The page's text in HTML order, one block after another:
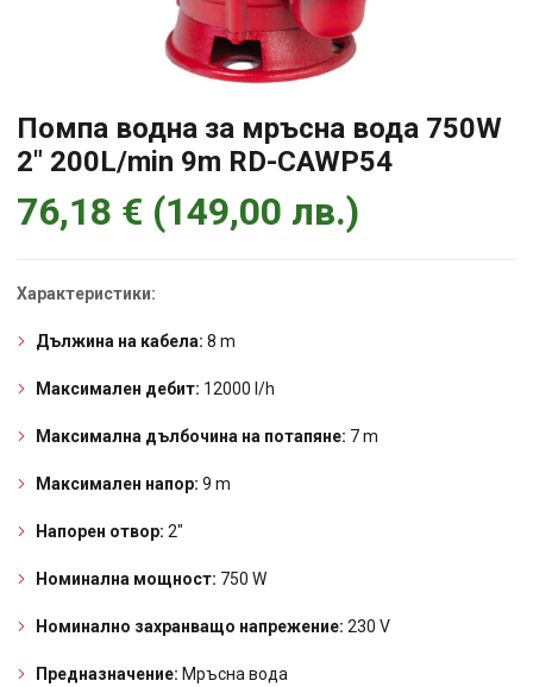
Помпа водна за мръсна вода 750W
2″ 200L/min 9m RD-CAWP54
76,18 € (149,00 лв.)
Характеристики:
Дължина на кабела: 8 m
Максимален дебит: 12000 l/h
Максимална дълбочина на потапяне: 7 m
Максимален напор: 9 m
Напорен отвор: 2″
Номинална мощност: 750 W
Номинално захранващо напрежение: 230 V
Предназначение: Мръсна вода